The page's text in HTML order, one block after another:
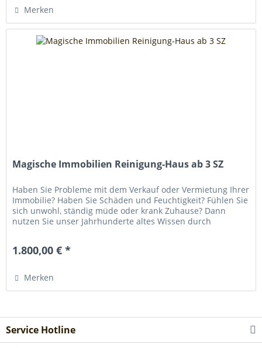
Merken
Magische Immobilien Reinigung-Haus ab 3 SZ
Haben Sie Probleme mit dem Verkauf oder Vermietung Ihrer
Immobilie? Haben Sie Schäden und Feuchtigkeit? Fühlen Sie
sich unwohl, ständig müde oder krank Zuhause? Dann
nutzen Sie unser Jahrhunderte altes Wissen durch
1.800,00 € *
Merken
Service Hotline